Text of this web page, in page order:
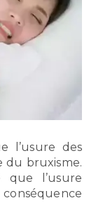
l’usure des
du bruxisme.
que l’usure